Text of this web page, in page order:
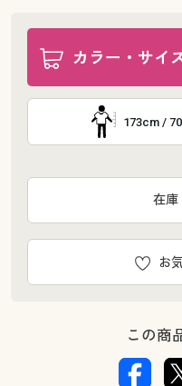
カラー・サイ
173cm /
お
在庫
この商